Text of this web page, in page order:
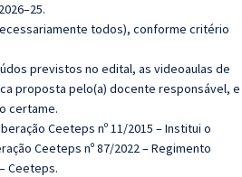
todos), conforme critério
previstos no edital, as videoaulas de
proposta pelo(a) docente responsável, e
certame.
Ceeteps nº 11/2015 – Institui o
Ceeteps nº 87/2022 – Regimento
Ceeteps.